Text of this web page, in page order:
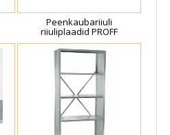
Peenkaubariiuli
riiuliplaadid PROFF